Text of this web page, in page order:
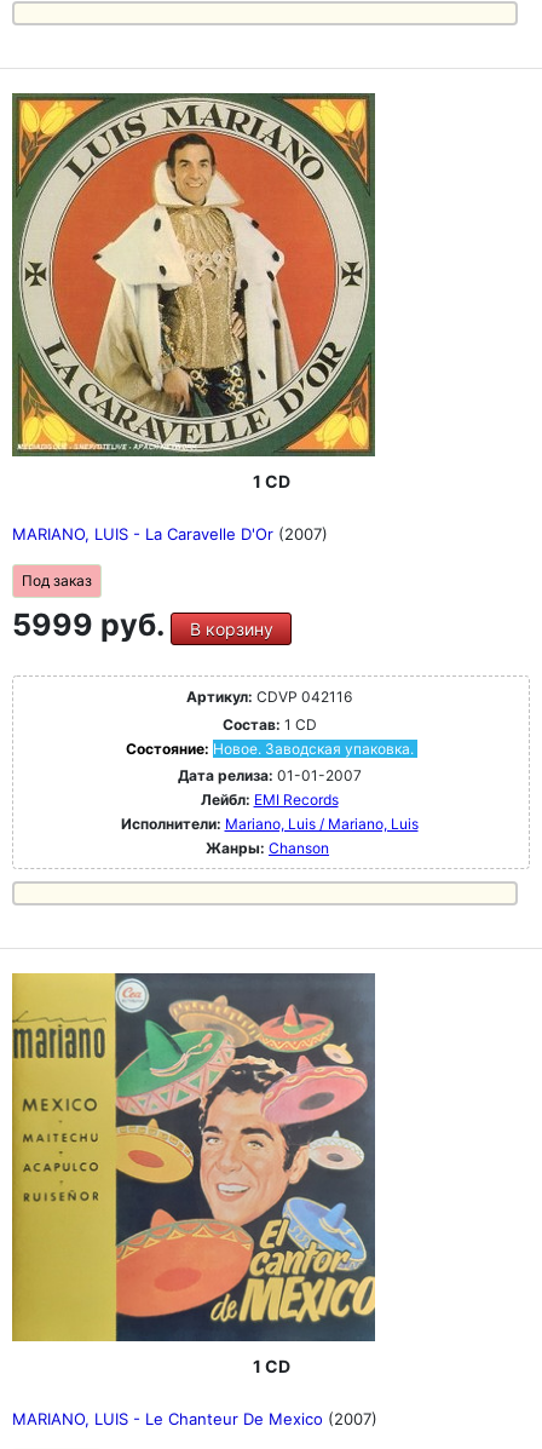
1 CD
MARIANO, LUIS - La Caravelle D'Or (2007)
Под заказ
5999 руб. В корзину
Артикул: CDVP 042116
Состав: 1 CD
Состояние: Новое. Заводская упаковка.
Дата релиза: 01-01-2007
Лейбл: EMI Records
Исполнители: Mariano, Luis / Mariano, Luis
Жанры: Chanson
1 CD
MARIANO, LUIS - Le Chanteur De Mexico (2007)